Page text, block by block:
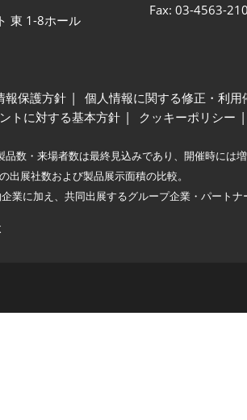
東 1-8ホール
Fax: 03-4563-
報保護方針 個人情報に関する修正・利用
トに対する基本方針
クッキーポリシー
数・来場者数は最終見込みであり、開催時には増
出展社数および製品展示面積の比較。
業に加え、共同出展するグループ企業・パートナ